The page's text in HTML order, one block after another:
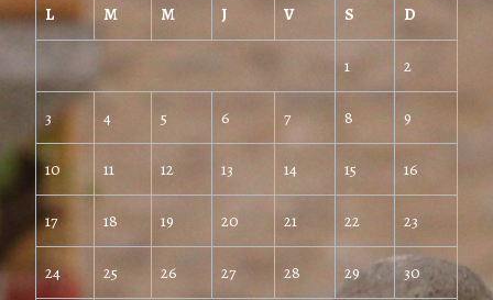
L M M J V S D
1 2
3 4 5 6 7 8 9
10 11 12 13 14 15 16
17 18 19 20 21 22 23
24 25 26 27 28 29 30